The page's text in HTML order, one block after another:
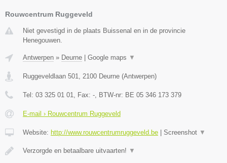
Rouwcentrum Ruggeveld
Niet gevestigd in de plaats Buissenal en in de provincie
Henegouwen.
Antwerpen » Deurne Google maps ▼
Ruggeveldlaan 501, 2100 Deurne (Antwerpen)
Tel: 03 325 01 01, Fax: -, BTW-nr: BE 05 346 173 379
E-mail › Rouwcentrum Ruggeveld
Website: http://www.rouwcentrumruggeveld.be Screenshot ▼
Verzorgde en betaalbare uitvaarten! ▼